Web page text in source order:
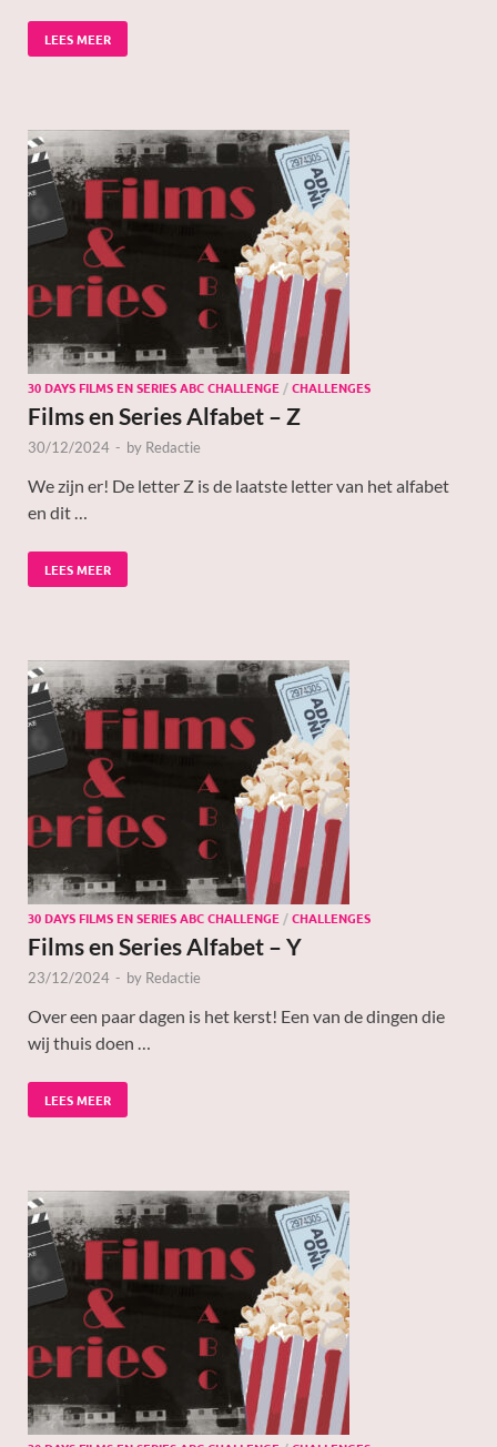
LEES MEER
30 DAYS FILMS EN SERIES ABC CHALLENGE /CHALLENGES
Films en Series Alfabet – Z
30/12/2024 - by Redactie
We zijn er! De letter Z is de laatste letter van het alfabet
en dit …
LEES MEER
30 DAYS FILMS EN SERIES ABC CHALLENGE /CHALLENGES
Films en Series Alfabet – Y
23/12/2024 - by Redactie
Over een paar dagen is het kerst! Een van de dingen die
wij thuis doen …
LEES MEER